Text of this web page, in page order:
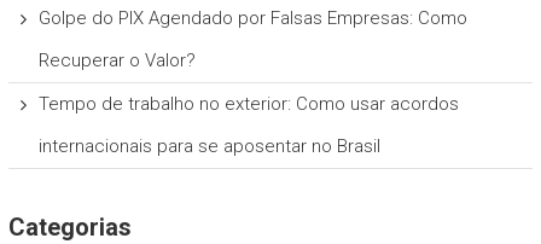
Golpe do PIX Agendado por Falsas Empresas: Como
Recuperar o Valor?
Tempo de trabalho no exterior: Como usar acordos
internacionais para se aposentar no Brasil
Categorias